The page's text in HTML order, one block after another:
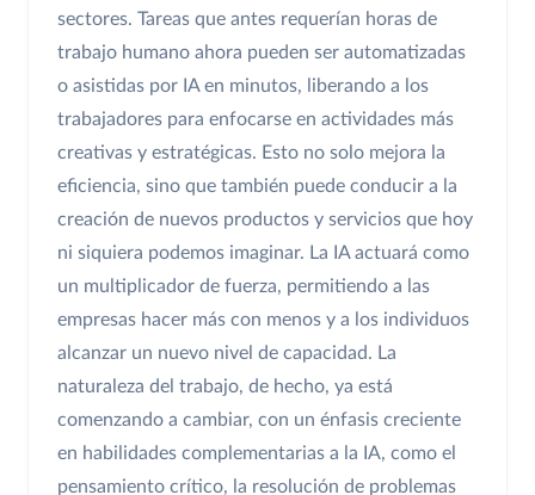
sectores. Tareas que antes requerían horas de
trabajo humano ahora pueden ser automatizadas
o asistidas por IA en minutos, liberando a los
trabajadores para enfocarse en actividades más
creativas y estratégicas. Esto no solo mejora la
eficiencia, sino que también puede conducir a la
creación de nuevos productos y servicios que hoy
ni siquiera podemos imaginar. La IA actuará como
un multiplicador de fuerza, permitiendo a las
empresas hacer más con menos y a los individuos
alcanzar un nuevo nivel de capacidad. La
naturaleza del trabajo, de hecho, ya está
comenzando a cambiar, con un énfasis creciente
en habilidades complementarias a la IA, como el
pensamiento crítico, la resolución de problemas